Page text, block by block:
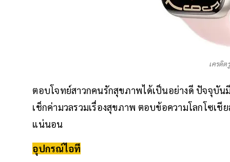
เครดิต
ตอบโจทย์สาวกคนรักสุขภาพได้เป็นอย่างดี ปัจจุบั
เช็กค่ามวลรวมเรื่องสุขภาพ ตอบข้อความโลกโซเ
แน่นอน
อุปกรณ์ไอที